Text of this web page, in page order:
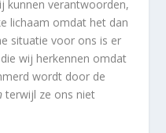
kunnen verantwoorden,
lichaam omdat het dan
situatie voor ons is er
wij herkennen omdat
wordt door de
terwijl ze ons niet